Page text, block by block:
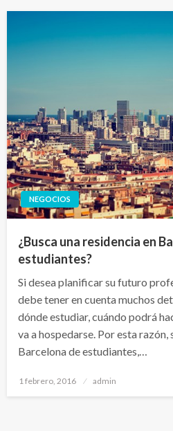
NEGOCIOS
¿Busca una residencia en
estudiantes?
Si desea planificar su futuro
debe tener en cuenta muchos
dónde estudiar, cuándo podrá
va a hospedarse. Por esta razón,
Barcelona de estudiantes,…
Publicado
1 febrero, 2016 admin